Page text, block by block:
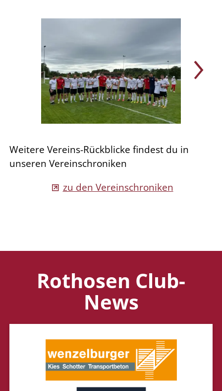
Weitere Vereins-Rückblicke findest du in
unseren Vereinschroniken
zu den Vereinschroniken
Rothosen Club-
News